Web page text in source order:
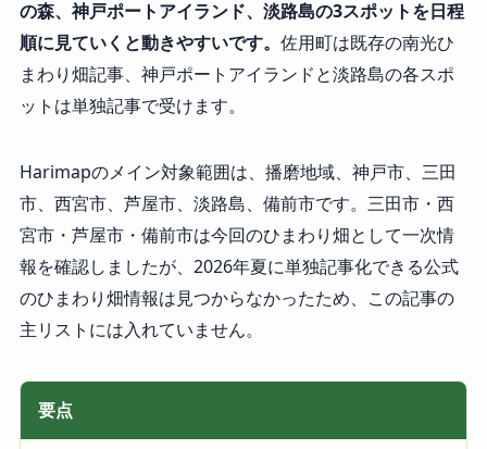
の森、神戸ポートアイランド、淡路島の3スポットを日程
順に見ていくと動きやすいです。 佐用町は既存の南光ひ
まわり畑記事、神戸ポートアイランドと淡路島の各スポ
ットは単独記事で受けます。
Harimapのメイン対象範囲は、播磨地域、神戸市、三田
市、西宮市、芦屋市、淡路島、備前市です。三田市・西
宮市・芦屋市・備前市は今回のひまわり畑として一次情
報を確認しましたが、2026年夏に単独記事化できる公式
のひまわり畑情報は見つからなかったため、この記事の
主リストには入れていません。
要点